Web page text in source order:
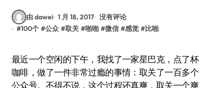
由 dawei 1 月 18, 2017 没有评论
#100个 #公众 #取关 #啪啪 #微信 #感觉 #比啪
最近一个空闲的下午，我找了一家星巴克，点了杯
咖啡，做了一件非常过瘾的事情：取关了一百多个
公众号。不得不说，这个过程还真爽，取关一个爽